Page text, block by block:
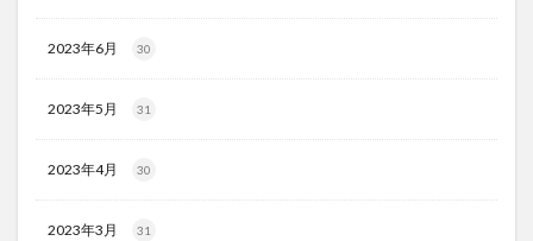
2023年6月 30
2023年5月 31
2023年4月 30
2023年3月 31